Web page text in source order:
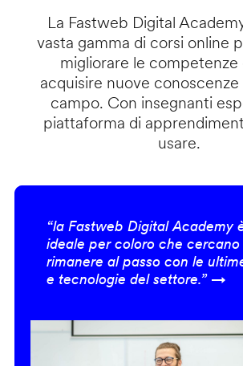
La Fastweb Digital
vasta gamma di corsi online
migliorare le competenze
acquisire nuove
campo. Con insegnanti
piattaforma di
usare.
“la Fastweb Digital Academy
ideale per coloro che cercano
rimanere al passo con le
e tecnologie del settore.” →